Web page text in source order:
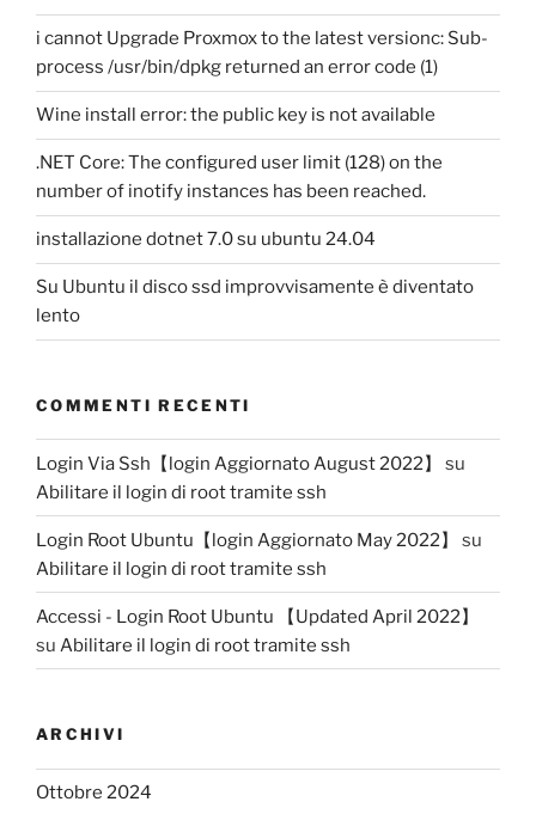
i cannot Upgrade Proxmox to the latest versionc: Sub-
process /usr/bin/dpkg returned an error code (1)
Wine install error: the public key is not available
.NET Core: The configured user limit (128) on the
number of inotify instances has been reached.
installazione dotnet 7.0 su ubuntu 24.04
Su Ubuntu il disco ssd improvvisamente è diventato
lento
COMMENTI RECENTI
Login Via Ssh【login Aggiornato August 2022】
su
Abilitare il login di root tramite ssh
Login Root Ubuntu【login Aggiornato May 2022】
su
Abilitare il login di root tramite ssh
Accessi - Login Root Ubuntu 【Updated April 2022】
su Abilitare il login di root tramite ssh
ARCHIVI
Ottobre 2024